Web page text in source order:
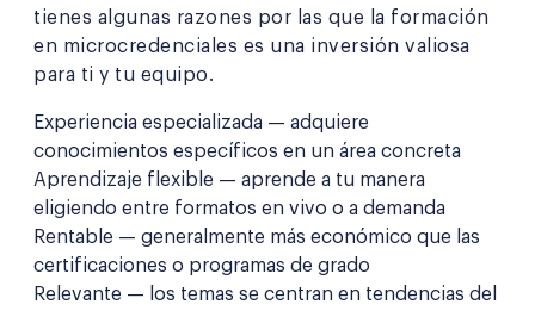
tienes algunas razones por las que la formación
en microcredenciales es una inversión valiosa
para ti y tu equipo.
Experiencia especializada — adquiere
conocimientos específicos en un área concreta
Aprendizaje flexible — aprende a tu manera
eligiendo entre formatos en vivo o a demanda
Rentable — generalmente más económico que las
certificaciones o programas de grado
Relevante — los temas se centran en tendencias del